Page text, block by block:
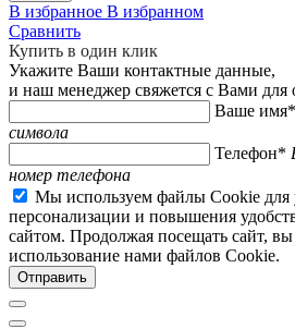
В избранное В избранном
Сравнить
Купить в один клик
Укажите Ваши контактные данные,
и наш менеджер свяжется с Вами для
Ваше имя*
символа
Телефон*
номер телефона
Мы используем файлы Cookie для
персонализации и повышения
сайтом. Продолжая посещать сайт, вы
использование нами файлов Cookie.